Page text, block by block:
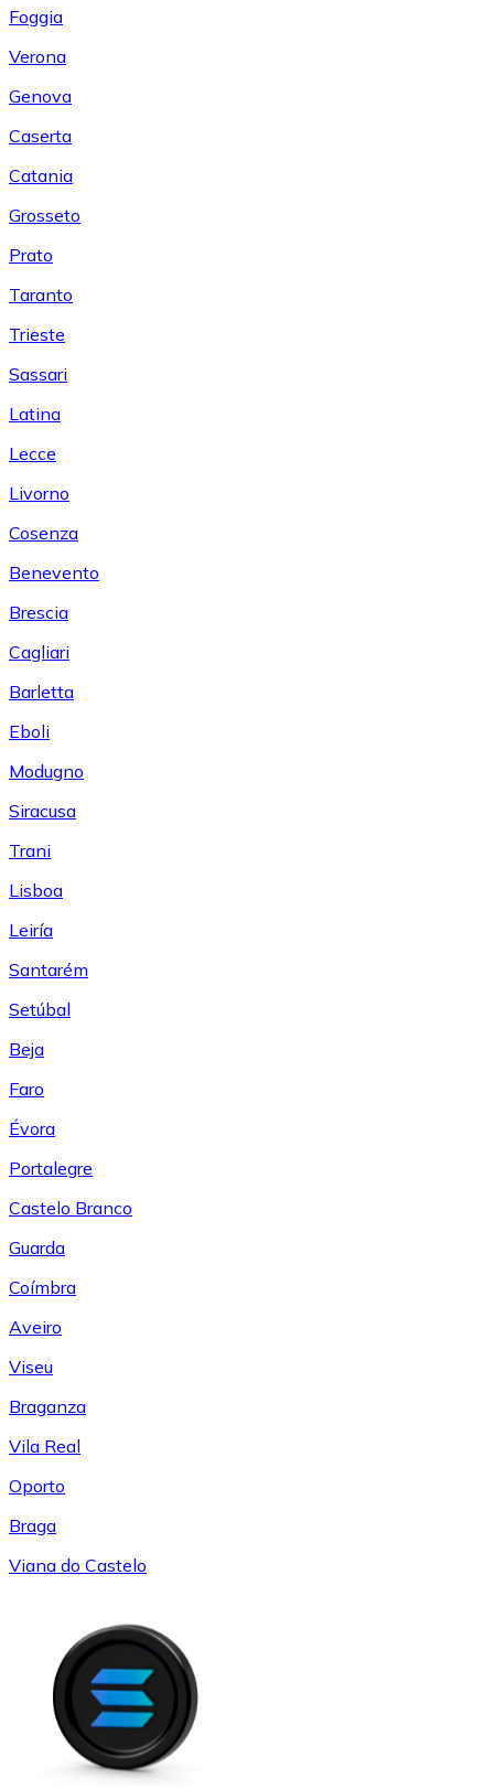
Foggia
Verona
Genova
Caserta
Catania
Grosseto
Prato
Taranto
Trieste
Sassari
Latina
Lecce
Livorno
Cosenza
Benevento
Brescia
Cagliari
Barletta
Eboli
Modugno
Siracusa
Trani
Lisboa
Leiría
Santarém
Setúbal
Beja
Faro
Évora
Portalegre
Castelo Branco
Guarda
Coímbra
Aveiro
Viseu
Braganza
Vila Real
Oporto
Braga
Viana do Castelo